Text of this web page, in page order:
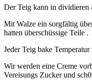
Der Teig kann in dividieren
Mit Walze ein sorgfältig
hatten überschüssige Teile .
Jeder Teig bake
Wir werden eine Creme
Vereisungs Zucker und